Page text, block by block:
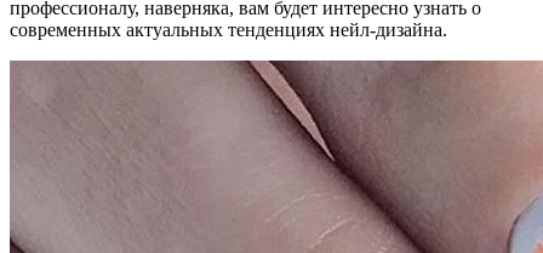
профессионалу, наверняка, вам будет интересно узнать о
современных актуальных тенденциях нейл-дизайна.